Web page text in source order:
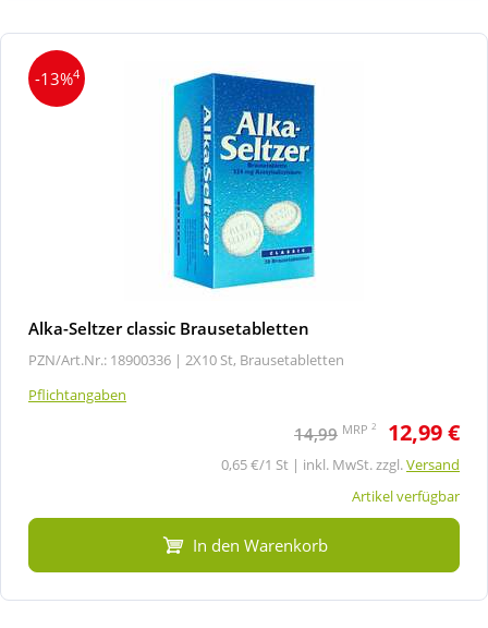
-13%4
Alka-Seltzer classic Brausetabletten
PZN/Art.Nr.: 18900336 | 2X10 St, Brausetabletten
Pflichtangaben
14,99 MRP 2 12,99 €
0,65 €/1 St | inkl. MwSt. zzgl.Versand
Artikel verfügbar
In den Warenkorb